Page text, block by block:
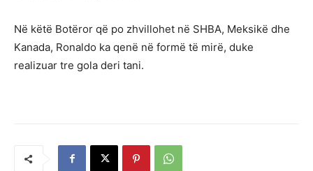
Në këtë Botëror që po zhvillohet në SHBA, Meksikë dhe
Kanada, Ronaldo ka qenë në formë të mirë, duke
realizuar tre gola deri tani.